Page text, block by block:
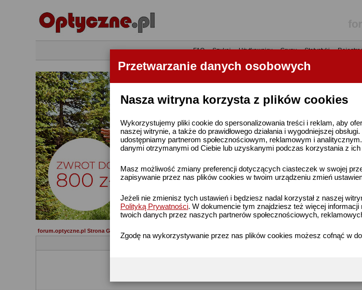
Przetwarzanie danych osobowych
Nasza witryna korzysta z plików cookies
Wykorzystujemy pliki cookie do spersonalizowania treści i reklam, aby
naszej witrynie, a także do prawidłowego działania i wygodniejszej
udostępniamy partnerom społecznościowym, reklamowym i
danymi otrzymanymi od Ciebie lub uzyskanymi podczas korzystania z ich
Masz możliwość zmiany preferencji dotyczących ciasteczek w swojej
zapisywanie przez nas plików cookies w twoim urządzeniu zmień
Jeżeli nie zmienisz tych ustawień i będziesz nadal korzystał z naszej
Polityką Prywatności. W dokumencie tym znajdziesz też więcej
twoich danych przez naszych partnerów społecznościowych,
Zgodę na wykorzystywanie przez nas plików cookies możesz cofnąć w
•FAQ•Szukaj•Użytkownicy•Grupy•Statystyki•
forum.optyczne.pl Strona Główna
żeby